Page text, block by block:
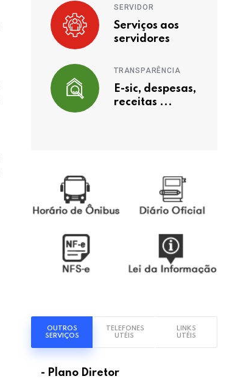
SERVIDOR
Serviços aos
servidores
TRANSPARÊNCIA
E-sic, despesas,
receitas ...
OUTROS
SERVIÇOS
TELEFONES
UTÉIS
LINKS
UTÉIS
- Plano Diretor